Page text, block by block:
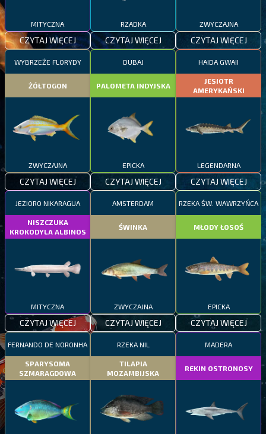
MITYCZNA
CZYTAJ WIĘCEJ
RZADKA
CZYTAJ WIĘCEJ
ZWYCZAJNA
CZYTAJ WIĘCEJ
WYBRZEŻE FLORYDY
ŻÓŁTOGON
ZWYCZAJNA
CZYTAJ WIĘCEJ
DUBAJ
PALOMETA INDYJSKA
EPICKA
CZYTAJ WIĘCEJ
HAIDA GWAII
JESIOTR
AMERYKAŃSKI
LEGENDARNA
CZYTAJ WIĘCEJ
JEZIORO NIKARAGUA
NISZCZUKA
KROKODYLA ALBINOS
MITYCZNA
CZYTAJ WIĘCEJ
AMSTERDAM
ŚWINKA
ZWYCZAJNA
CZYTAJ WIĘCEJ
RZEKA ŚW. WAWRZYŃCA
MŁODY ŁOSOŚ
EPICKA
CZYTAJ WIĘCEJ
FERNANDO DE NORONHA
SPARYSOMA
SZMARAGDOWA
RZEKA NIL
TILAPIA
MOZAMBIJSKA
MADERA
REKIN OSTRONOSY